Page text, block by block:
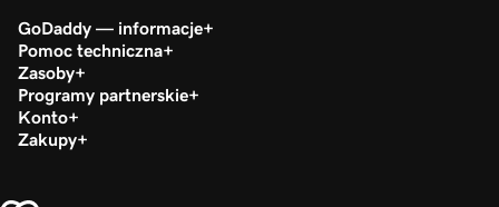
GoDaddy — informacje
Pomoc techniczna
Zasoby
Programy partnerskie
Konto
Zakupy